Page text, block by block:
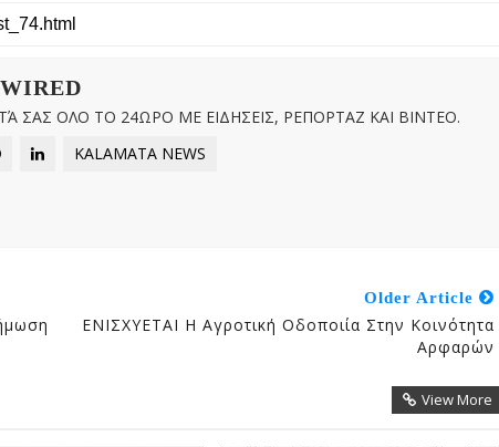
ΣΑΣ ΟΛΟ ΤΟ 24ΩΡΟ ΜΕ ΕΙΔΗΣΕΙΣ, ΡΕΠΟΡΤΑΖ ΚΑΙ ΒΙΝΤΕΟ.
KALAMATA NEWS
Older Article
ΕΝΙΣΧΥΕΤΑΙ Η Αγροτική Οδοποιία Στην Κοινότητα
Αρφαρών
View More